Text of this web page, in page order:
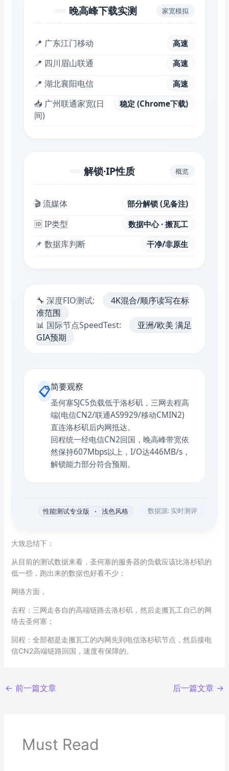
晚高峰下载实测 家宽模拟
📍 广东江门移动 高速
📍 四川眉山联通 高速
📍 湖北襄阳电信 高速
📥 广州联通家宽(日
间)
稳定 (Chrome下载)
解锁·IP性质 概览
🎬 流媒体 部分解锁 (见备注)
🆔 IP类型 数据中心 · 搬瓦工
📌 数据库判断 干净/非原生
🔧 深度FIO测试:
4K混合/顺序读写在标
准范围
📊 国际节点SpeedTest:
亚洲/欧美 满足
GIA预期
📋简要观察
圣何塞SJC5负载低于洛杉矶，三网去程高
端(电信CN2/联通AS9929/移动CMIN2)
直连洛杉矶后内网抵达。
回程统一经电信CN2回国，晚高峰带宽依
然保持607Mbps以上，I/O达446MB/s，
解锁能力部分符合预期。
性能测试专业版 · 浅色风格 数据源: 实时测评
大致总结下：
从目前的测试数据来看，圣何塞的服务器的负载应该比洛杉矶的
低一些，跑出来的数据也好看不少；
网络方面，
去程：三网走各自的高端链路去洛杉矶，然后走搬瓦工自己的网
络去圣何塞；
回程：全部都是走搬瓦工的内网先到电信洛杉矶节点，然后接电
信CN2高端链路回国，速度有保障的。
← 前一篇文章 后一篇文章 →
Must Read